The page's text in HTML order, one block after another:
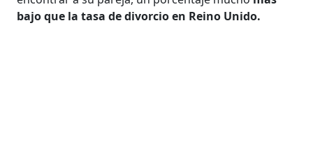
bajo que la tasa de divorcio en Reino Unido.